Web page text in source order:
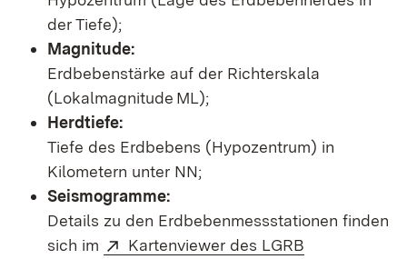
der Tiefe);
Magnitude:
Erdbebenstärke auf der Richterskala
(Lokalmagnitude ML);
Herdtiefe:
Tiefe des Erdbebens (Hypozentrum) in
Kilometern unter NN;
Seismogramme:
Details zu den Erdbebenmessstationen finden
sich im
Kartenviewer des LGRB